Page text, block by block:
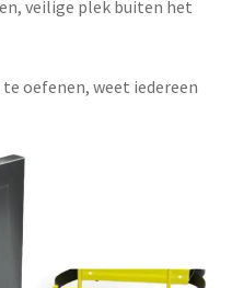
veilige plek buiten het
oefenen, weet iedereen